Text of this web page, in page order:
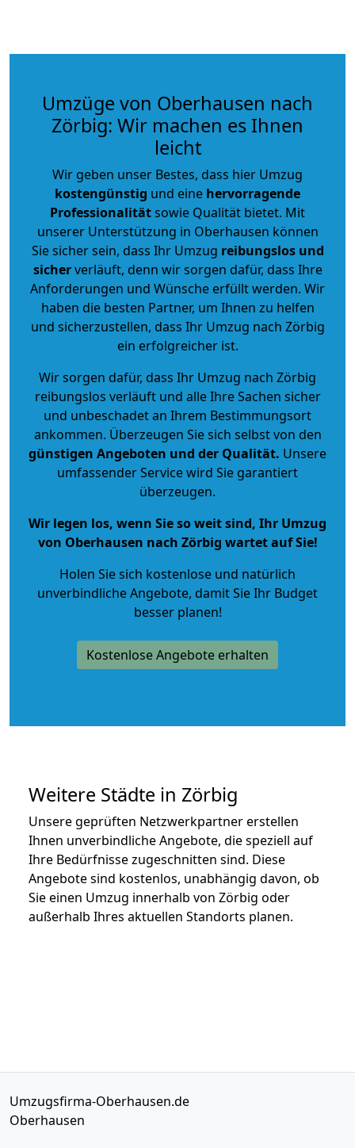
Umzüge von Oberhausen nach
Zörbig: Wir machen es Ihnen
leicht
Wir geben unser Bestes, dass hier Umzug
kostengünstig und eine hervorragende
Professionalitätsowie Qualität bietet. Mit
unserer Unterstützung in Oberhausen können
Sie sicher sein, dass Ihr Umzug reibungslos und
sicherverläuft, denn wir sorgen dafür, dass Ihre
Anforderungen und Wünsche erfüllt werden. Wir
haben die besten Partner, um Ihnen zu helfen
und sicherzustellen, dass Ihr Umzug nach Zörbig
ein erfolgreicher ist.
Wir sorgen dafür, dass Ihr Umzug nach Zörbig
reibungslos verläuft und alle Ihre Sachen sicher
und unbeschadet an Ihrem Bestimmungsort
ankommen. Überzeugen Sie sich selbst von den
günstigen Angeboten und der Qualität. Unsere
umfassender Service wird Sie garantiert
überzeugen.
Wir legen los, wenn Sie so weit sind, Ihr Umzug
von Oberhausen nach Zörbig wartet auf Sie!
Holen Sie sich kostenlose und natürlich
unverbindliche Angebote, damit Sie Ihr Budget
besser planen!
Kostenlose Angebote erhalten
Weitere Städte in Zörbig
Unsere geprüften Netzwerkpartner erstellen
Ihnen unverbindliche Angebote, die speziell auf
Ihre Bedürfnisse zugeschnitten sind. Diese
Angebote sind kostenlos, unabhängig davon, ob
Sie einen Umzug innerhalb von Zörbig oder
außerhalb Ihres aktuellen Standorts planen.
Umzugsfirma-Oberhausen.de
Oberhausen